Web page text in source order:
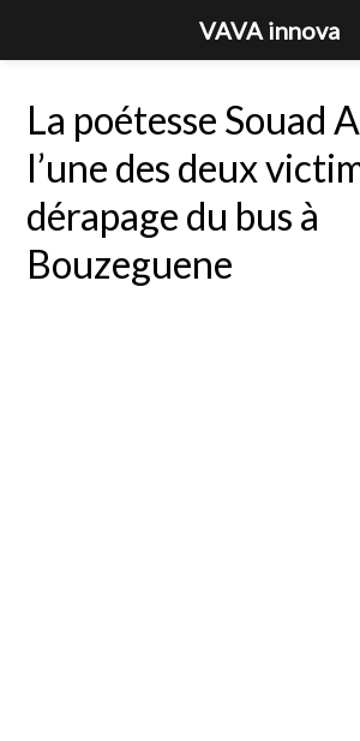
La poétesse Souad
l’une des deux
dérapage du bus à
Bouzeguene
VAVA innova